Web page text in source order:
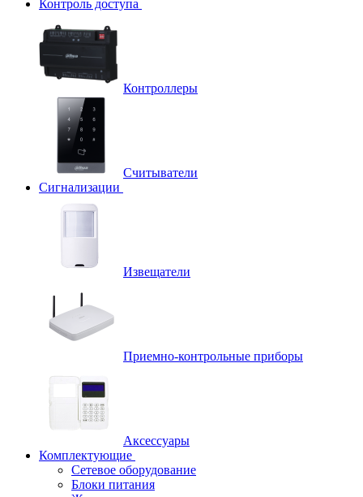
Контроль доступа
Контроллеры
Считыватели
Сигнализации
Извещатели
Приемно-контрольные приборы
Аксессуары
Комплектующие
Сетевое оборудование
Блоки питания